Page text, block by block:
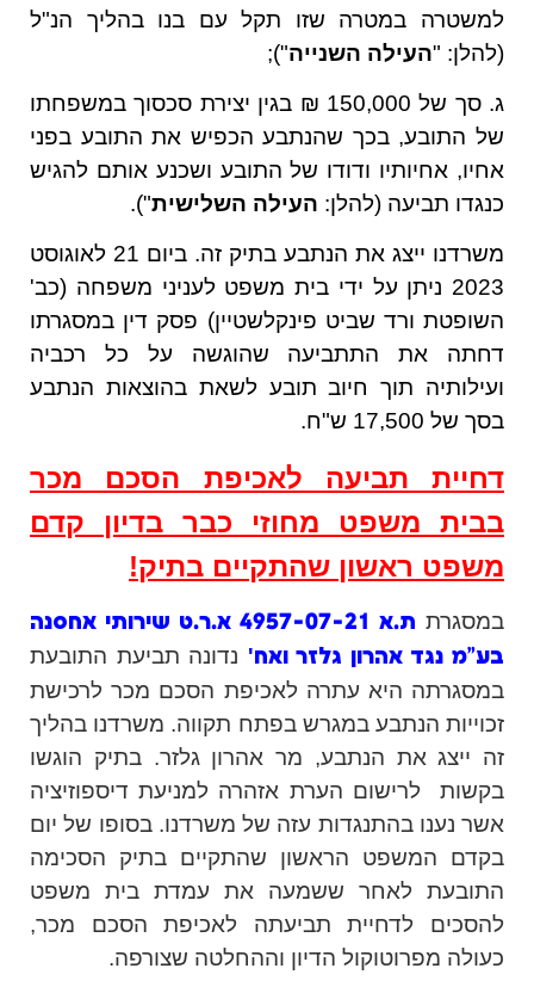
למשטרה במטרה שזו תקל עם בנו בהליך הנ"ל
(להלן: "העילה השנייה");
ג. סך של 150,000 ₪ בגין יצירת סכסוך במשפחתו
של התובע, בכך שהנתבע הכפיש את התובע בפני
אחיו, אחיותיו ודודו של התובע ושכנע אותם להגיש
כנגדו תביעה (להלן: העילה השלישית").
משרדנו ייצג את הנתבע בתיק זה. ביום 21 לאוגוסט
2023 ניתן על ידי בית משפט לעניני משפחה (כב'
השופטת ורד שביט פינקלשטיין) פסק דין במסגרתו
דחתה את התתביעה שהוגשה על כל רכביה
ועילותיה תוך חיוב תובע לשאת בהוצאות הנתבע
בסך של 17,500 ש"ח.
דחיית תביעה לאכיפת הסכם מכר
בבית משפט מחוזי כבר בדיון קדם
משפט ראשון שהתקיים בתיק!
במסגרת ת.א 4957-07-21
א.ר.ט שירותי אחסנה
בע"מ נגד אהרון גלזר ואח'נדונה תביעת התובעת
במסגרתה היא עתרה לאכיפת הסכם מכר לרכישת
זכוייות הנתבע במגרש בפתח תקווה. משרדנו בהליך
זה ייצג את הנתבע, מר אהרון גלזר. בתיק הוגשו
בקשות לרישום הערת אזהרה למניעת דיספוזיציה
אשר נענו בהתנגדות עזה של משרדנו. בסופו של יום
בקדם המשפט הראשון שהתקיים בתיק הסכימה
התובעת לאחר ששמעה את עמדת בית משפט
להסכים לדחיית תביעתה לאכיפת הסכם מכר,
כעולה מפרוטוקול הדיון וההחלטה שצורפה.